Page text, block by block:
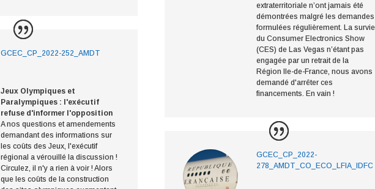
GCEC_CP_2022-252_AMDT
Jeux Olympiques et
Paralympiques : l'exécutif
refuse d'informer l'opposition
A nos questions et amendements
demandant des informations sur
les coûts des Jeux, l'exécutif
régional a vérouillé la discussion !
Circulez, il n'y a rien à voir ! Alors
que les coûts de la construction
extraterritoriale n’ont jamais été
démontrées malgré les demandes
formulées régulièrement. La survie
du Consumer Electronics Show
(CES) de Las Vegas n’étant pas
engagée par un retrait de la
Région Ile-de-France, nous avons
demandé d'arrêter ces
financements. En vain !
GCEC_CP_2022-
278_AMDT_CO_ECO_LFIA_IDFC